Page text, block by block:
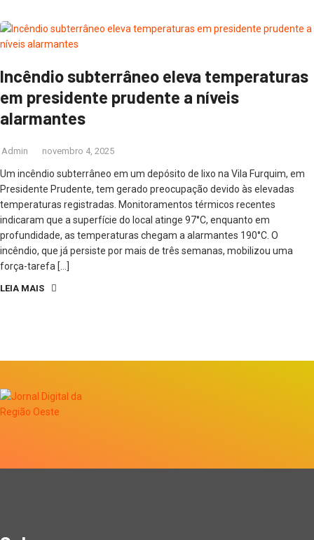
Incêndio subterrâneo eleva temperaturas
em presidente prudente a níveis
alarmantes
Admin novembro 4, 2025
Um incêndio subterrâneo em um depósito de lixo na Vila Furquim, em
Presidente Prudente, tem gerado preocupação devido às elevadas
temperaturas registradas. Monitoramentos térmicos recentes
indicaram que a superfície do local atinge 97°C, enquanto em
profundidade, as temperaturas chegam a alarmantes 190°C. O
incêndio, que já persiste por mais de três semanas, mobilizou uma
força-tarefa […]
LEIA MAIS